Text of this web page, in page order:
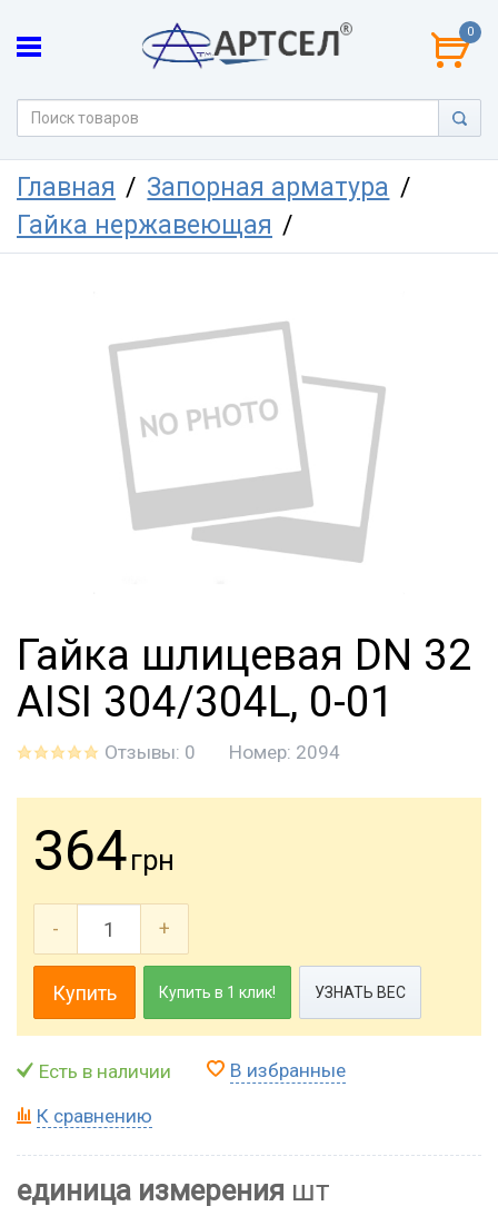
0
Главная
Запорная арматура
Гайка нержавеющая
Гайка шлицевая DN 32
AISI 304/304L, 0-01
Отзывы: 0 Номер: 2094
364грн
- +
Купить Купить в 1 клик! УЗНАТЬ ВЕС
Есть в наличии В избранные
К сравнению
единица измерения шт